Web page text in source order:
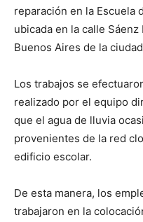
reparación en la Escuela
ubicada en la calle
Buenos Aires de la
Los trabajos se
realizado por el equipo
que el agua de lluvia
provenientes de la red
edificio escolar.
De esta manera, los
trabajaron en la